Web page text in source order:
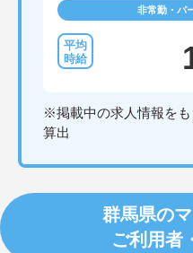
非常勤・パ
※掲載中の求人情報を
算出
群馬県の
ご利用者